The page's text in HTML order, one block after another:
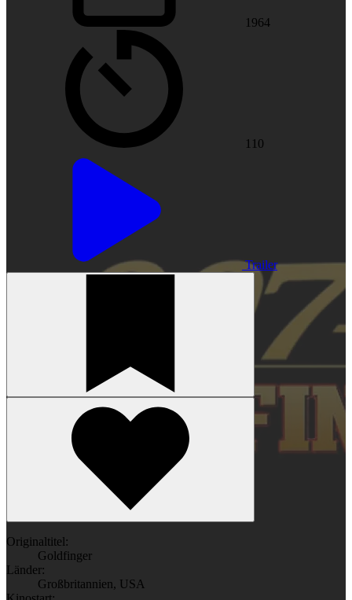
1964
110
Trailer
Originaltitel:
Goldfinger
Länder:
Großbritannien, USA